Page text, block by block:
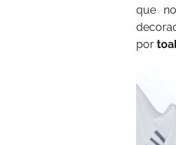
que
por